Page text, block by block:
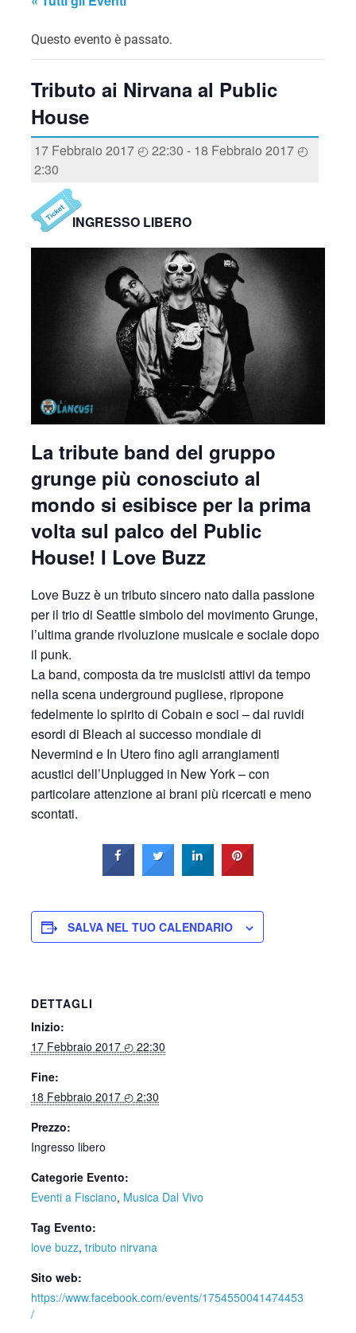
Questo evento è passato.
Tributo ai Nirvana al Public
House
17 Febbraio 2017 ◴ 22:30 - 18 Febbraio 2017 ◴
2:30
INGRESSO LIBERO
La tribute band del gruppo
grunge più conosciuto al
mondo si esibisce per la prima
volta sul palco del Public
House! I Love Buzz
Love Buzz è un tributo sincero nato dalla passione
per il trio di Seattle simbolo del movimento Grunge,
l’ultima grande rivoluzione musicale e sociale dopo
il punk.
La band, composta da tre musicisti attivi da tempo
nella scena underground pugliese, ripropone
fedelmente lo spirito di Cobain e soci – dai ruvidi
esordi di Bleach al successo mondiale di
Nevermind e In Utero fino agli arrangiamenti
acustici dell’Unplugged in New York – con
particolare attenzione ai brani più ricercati e meno
scontati.
SALVA NEL TUO CALENDARIO
DETTAGLI
Inizio:
17 Febbraio 2017 ◴ 22:30
Fine:
18 Febbraio 2017 ◴ 2:30
Prezzo:
Ingresso libero
Categorie Evento:
Eventi a Fisciano, Musica Dal Vivo
Tag Evento:
love buzz,tributo nirvana
Sito web:
https://www.facebook.com/events/1754550041474453
/